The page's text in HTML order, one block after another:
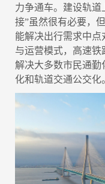
力争通车。建设轨道
接”虽然很有必要，
能解决出行需求中
与运营模式，高速
解决大多数市民通勤
化和轨道交通公交化